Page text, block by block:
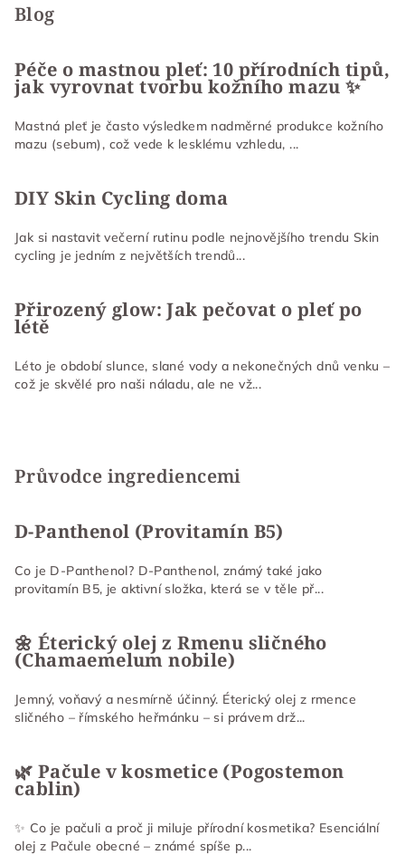
Blog
Péče o mastnou pleť: 10 přírodních tipů,
jak vyrovnat tvorbu kožního mazu ✨
Mastná pleť je často výsledkem nadměrné produkce kožního
mazu (sebum), což vede k lesklému vzhledu, ...
DIY Skin Cycling doma
Jak si nastavit večerní rutinu podle nejnovějšího trendu Skin
cycling je jedním z největších trendů...
Přirozený glow: Jak pečovat o pleť po
létě
Léto je období slunce, slané vody a nekonečných dnů venku –
což je skvělé pro naši náladu, ale ne vž...
Průvodce ingrediencemi
D-Panthenol (Provitamín B5)
Co je D-Panthenol? D-Panthenol, známý také jako
provitamín B5, je aktivní složka, která se v těle př...
🌼 Éterický olej z Rmenu sličného
(Chamaemelum nobile)
Jemný, voňavý a nesmírně účinný. Éterický olej z rmence
sličného – římského heřmánku – si právem drž...
🌿 Pačule v kosmetice (Pogostemon
cablin)
✨ Co je pačuli a proč ji miluje přírodní kosmetika? Esenciální
olej z Pačule obecné – známé spíše p...